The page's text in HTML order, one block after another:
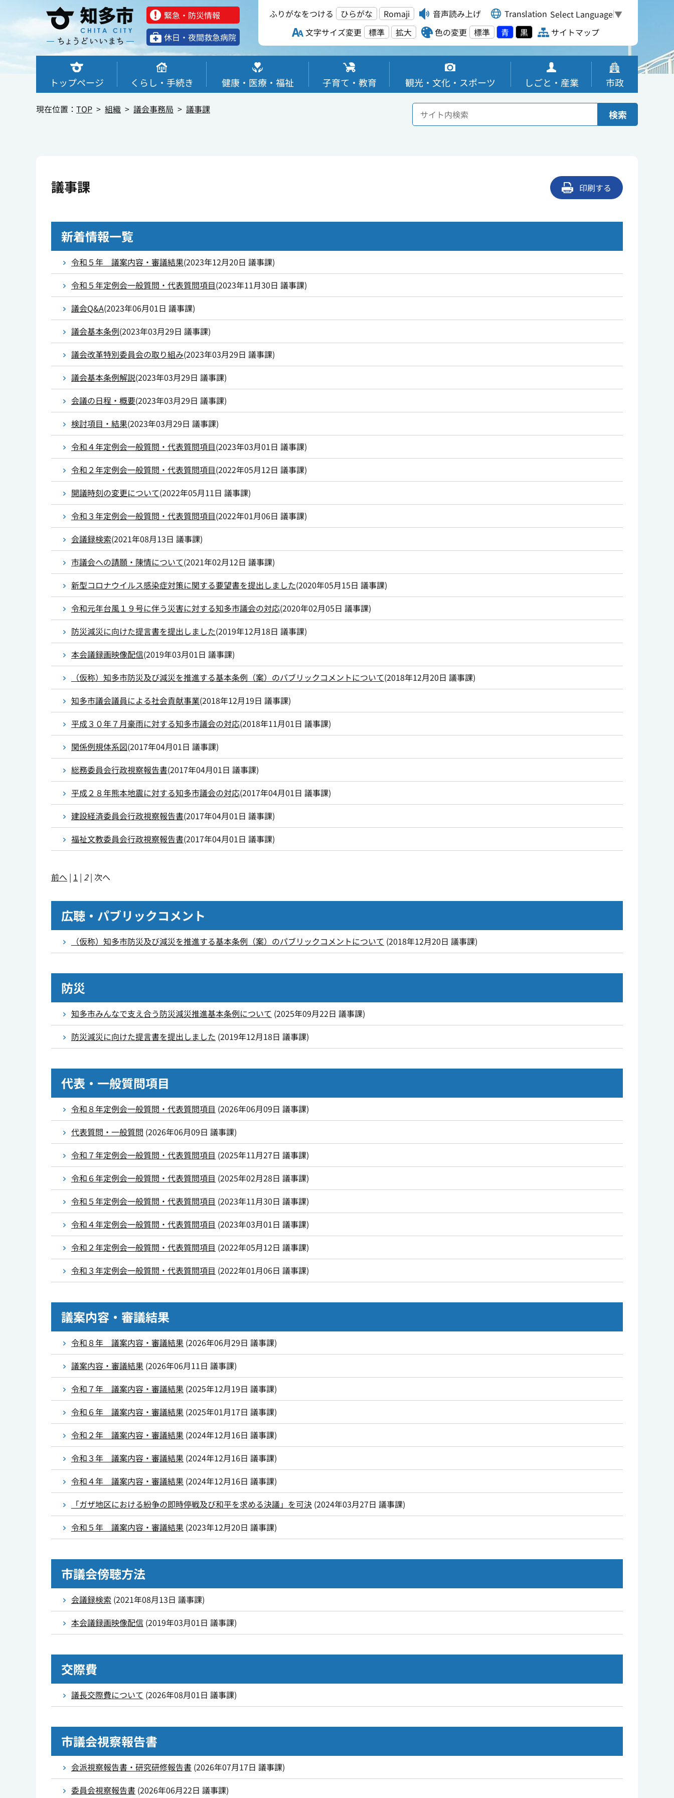
緊急・防災情報
休⽇・夜間救急病院
ふりがなをつける ひらがな Romaji 音声読み上げ Translation Select Language▼
文字サイズ変更
標準 拡大 色の変更 標準 青 黒 サイトマップ
トップページ くらし・手続き 健康・医療・福祉 子育て・教育 観光・文化・スポーツ しごと・産業 市政
現在位置： TOP 組織 議会事務局 議事課 検索
議事課 印刷する
新着情報一覧
令和５年 議案内容・審議結果(2023年12月20日 議事課)
令和５年定例会一般質問・代表質問項目(2023年11月30日 議事課)
議会Q&A(2023年06月01日 議事課)
議会基本条例(2023年03月29日 議事課)
議会改革特別委員会の取り組み(2023年03月29日 議事課)
議会基本条例解説(2023年03月29日 議事課)
会議の日程・概要(2023年03月29日 議事課)
検討項目・結果(2023年03月29日 議事課)
令和４年定例会一般質問・代表質問項目(2023年03月01日 議事課)
令和２年定例会一般質問・代表質問項目(2022年05月12日 議事課)
開議時刻の変更について(2022年05月11日 議事課)
令和３年定例会一般質問・代表質問項目(2022年01月06日 議事課)
会議録検索(2021年08月13日 議事課)
市議会への請願・陳情について(2021年02月12日 議事課)
新型コロナウイルス感染症対策に関する要望書を提出しました(2020年05月15日 議事課)
令和元年台風１９号に伴う災害に対する知多市議会の対応(2020年02月05日 議事課)
防災減災に向けた提言書を提出しました(2019年12月18日 議事課)
本会議録画映像配信(2019年03月01日 議事課)
（仮称）知多市防災及び減災を推進する基本条例（案）のパブリックコメントについて(2018年12月20日 議事課)
知多市議会議員による社会貢献事業(2018年12月19日 議事課)
平成３０年７月豪雨に対する知多市議会の対応(2018年11月01日 議事課)
関係例規体系図(2017年04月01日 議事課)
総務委員会行政視察報告書(2017年04月01日 議事課)
平成２８年熊本地震に対する知多市議会の対応(2017年04月01日 議事課)
建設経済委員会行政視察報告書(2017年04月01日 議事課)
福祉文教委員会行政視察報告書(2017年04月01日 議事課)
前へ | 1 | 2| 次へ
広聴・パブリックコメント
（仮称）知多市防災及び減災を推進する基本条例（案）のパブリックコメントについて (2018年12月20日 議事課)
防災
知多市みんなで支え合う防災減災推進基本条例について (2025年09月22日 議事課)
防災減災に向けた提言書を提出しました (2019年12月18日 議事課)
代表・一般質問項目
令和８年定例会一般質問・代表質問項目 (2026年06月09日 議事課)
代表質問・一般質問 (2026年06月09日 議事課)
令和７年定例会一般質問・代表質問項目 (2025年11月27日 議事課)
令和６年定例会一般質問・代表質問項目 (2025年02月28日 議事課)
令和５年定例会一般質問・代表質問項目 (2023年11月30日 議事課)
令和４年定例会一般質問・代表質問項目 (2023年03月01日 議事課)
令和２年定例会一般質問・代表質問項目 (2022年05月12日 議事課)
令和３年定例会一般質問・代表質問項目 (2022年01月06日 議事課)
議案内容・審議結果
令和８年 議案内容・審議結果 (2026年06月29日 議事課)
議案内容・審議結果 (2026年06月11日 議事課)
令和７年 議案内容・審議結果 (2025年12月19日 議事課)
令和６年 議案内容・審議結果 (2025年01月17日 議事課)
令和２年 議案内容・審議結果 (2024年12月16日 議事課)
令和３年 議案内容・審議結果 (2024年12月16日 議事課)
令和４年 議案内容・審議結果 (2024年12月16日 議事課)
「ガザ地区における紛争の即時停戦及び和平を求める決議」を可決 (2024年03月27日 議事課)
令和５年 議案内容・審議結果 (2023年12月20日 議事課)
市議会傍聴方法
会議録検索 (2021年08月13日 議事課)
本会議録画映像配信 (2019年03月01日 議事課)
交際費
議長交際費について (2026年08月01日 議事課)
市議会視察報告書
会派視察報告書・研究研修報告書 (2026年07月17日 議事課)
委員会視察報告書 (2026年06月22日 議事課)